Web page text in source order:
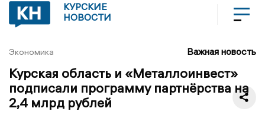
КУРСКИЕ
НОВОСТИ
Экономика Важная новость
Курская область и «Металлоинвест»
подписали программу партнёрства на
2,4 млрд рублей